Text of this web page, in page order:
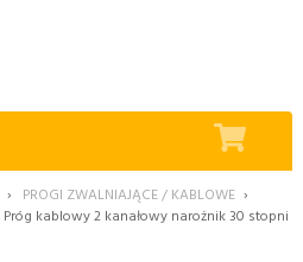
› PROGI ZWALNIAJĄCE / KABLOWE ›
Próg kablowy 2 kanałowy narożnik 30 stopni